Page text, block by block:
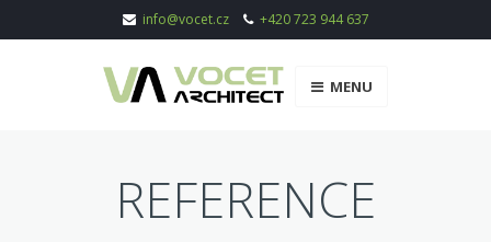
info@vocet.cz +420 723 944 637
MENU
REFERENCE